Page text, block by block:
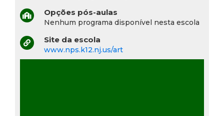
Opções pós-aulas
Nenhum programa disponível nesta escola
Site da escola
www.nps.k12.nj.us/art